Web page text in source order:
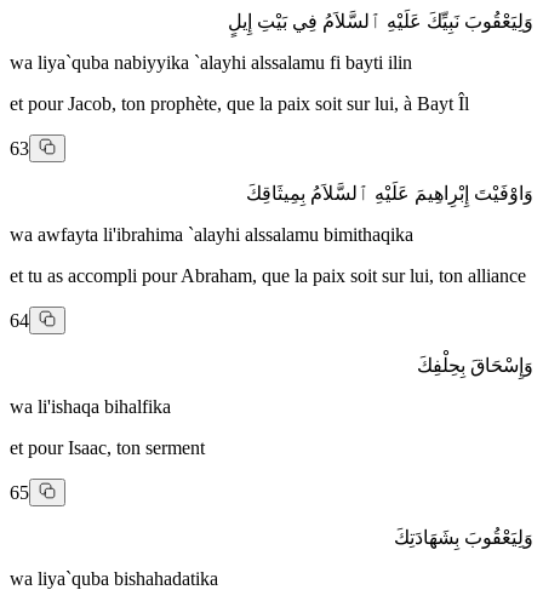
وَلِيَعْقُوبَ نَبِيِّكَ عَلَيْهِ ٱلسَّلاَمُ فِي بَيْتِ إِيلٍ
wa liya`quba nabiyyika `alayhi alssalamu fi bayti ilin
et pour Jacob, ton prophète, que la paix soit sur lui, à Bayt Îl
63
وَاوْفَيْتَ إِبْرِاهِيمَ عَلَيْهِ ٱلسَّلاَمُ بِمِيثَاقِكَ
wa awfayta li'ibrahima `alayhi alssalamu bimithaqika
et tu as accompli pour Abraham, que la paix soit sur lui, ton alliance
64
وَإِسْحَاقَ بِحِلْفِكَ
wa li'ishaqa bihalfika
et pour Isaac, ton serment
65
وَلِيَعْقُوبَ بِشَهَادَتِكَ
wa liya`quba bishahadatika